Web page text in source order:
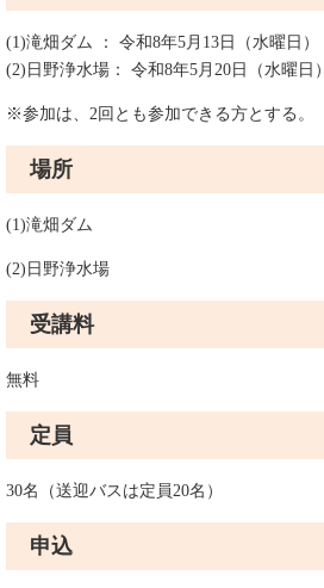
(1)滝畑ダム ： 令和8年5月13日（水曜日）
(2)日野浄水場： 令和8年5月20日（水曜日）
※参加は、2回とも参加できる方とする。
場所
(1)滝畑ダム
(2)日野浄水場
受講料
無料
定員
30名（送迎バスは定員20名）
申込